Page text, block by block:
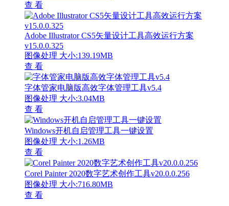
查 看
Adobe Illustrator CS5矢量设计工具高效运行方案
v15.0.0.325
图像处理 大小:139.19MB
查 看
字体管家电脑版高效字体管理工具v5.4
图像处理 大小:3.04MB
查 看
Windows开机自启管理工具一键设置
图像处理 大小:1.26MB
查 看
Corel Painter 2020数字艺术创作工具v20.0.0.256
图像处理 大小:716.80MB
查 看